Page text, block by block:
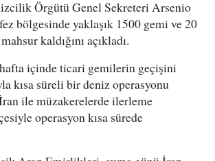
Örgütü Genel Sekreteri Arsenio
bölgesinde yaklaşık 1500 gemi ve 20
kaldığını açıkladı.
içinde ticari gemilerin geçişini
kısa süreli bir deniz operasyonu
ile müzakerelerde ilerleme
operasyon kısa sürede